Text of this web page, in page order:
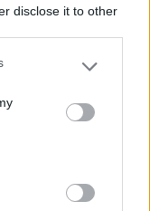
disclose it to other
or more Google
You may click to
party tags to
in below Google